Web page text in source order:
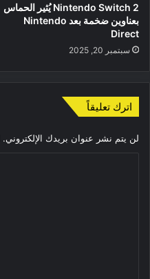
Nintendo Switch 2 يُثير الحماس
بعناوين ضخمة بعد Nintendo
Direct
سبتمبر 20, 2025
اترك تعليقاً
لن يتم نشر عنوان بريدك الإلكتروني.